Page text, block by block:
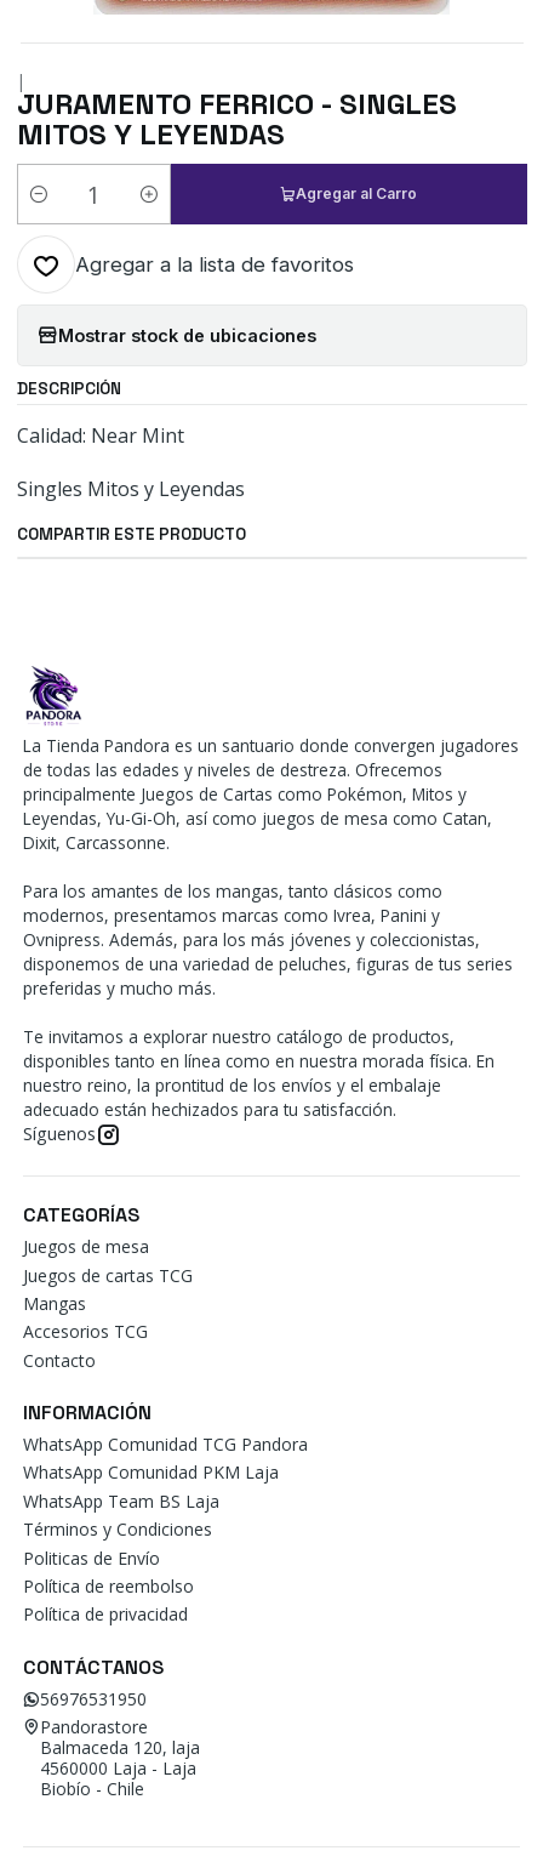
|
JURAMENTO FERRICO - SINGLES
MITOS Y LEYENDAS
Cantidad
Agregar al Carro
Agregar a la lista de favoritos
Mostrar stock de ubicaciones
DESCRIPCIÓN
Calidad: Near Mint
Singles Mitos y Leyendas
COMPARTIR ESTE PRODUCTO
La Tienda Pandora es un santuario donde convergen jugadores
de todas las edades y niveles de destreza. Ofrecemos
principalmente Juegos de Cartas como Pokémon, Mitos y
Leyendas, Yu-Gi-Oh, así como juegos de mesa como Catan,
Dixit, Carcassonne.
Para los amantes de los mangas, tanto clásicos como
modernos, presentamos marcas como Ivrea, Panini y
Ovnipress. Además, para los más jóvenes y coleccionistas,
disponemos de una variedad de peluches, figuras de tus series
preferidas y mucho más.
Te invitamos a explorar nuestro catálogo de productos,
disponibles tanto en línea como en nuestra morada física. En
nuestro reino, la prontitud de los envíos y el embalaje
adecuado están hechizados para tu satisfacción.
Síguenos
CATEGORÍAS
Juegos de mesa
Juegos de cartas TCG
Mangas
Accesorios TCG
Contacto
INFORMACIÓN
WhatsApp Comunidad TCG Pandora
WhatsApp Comunidad PKM Laja
WhatsApp Team BS Laja
Términos y Condiciones
Politicas de Envío
Política de reembolso
Política de privacidad
CONTÁCTANOS
56976531950
Pandorastore
Balmaceda 120, laja
4560000 Laja - Laja
Biobío - Chile